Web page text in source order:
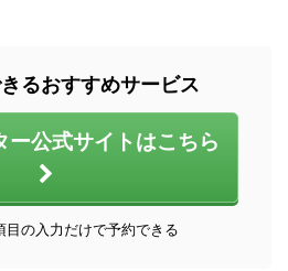
るおすすめサービス
ー公式サイトはこちら
目の入力だけで予約できる